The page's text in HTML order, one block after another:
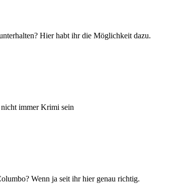
Hier habt ihr die Möglichkeit dazu.
immer Krimi sein
Wenn ja seit ihr hier genau richtig.